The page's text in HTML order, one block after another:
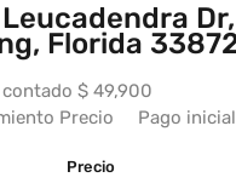
Dr,
Florida
$ 49,900
Precio Pago
Precio